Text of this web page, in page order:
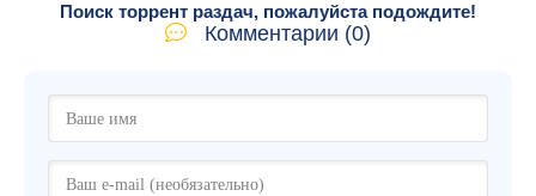
Поиск торрент раздач, пожалуйста подождите!
Комментарии (0)